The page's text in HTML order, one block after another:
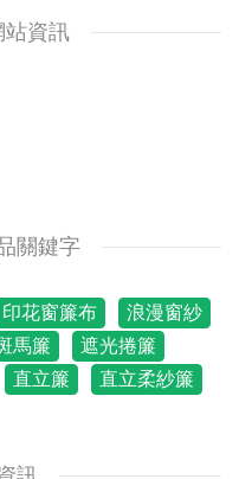
站資訊
關鍵字
印花窗簾布
浪漫窗紗
馬簾
遮光捲簾
直立簾
直立柔紗簾